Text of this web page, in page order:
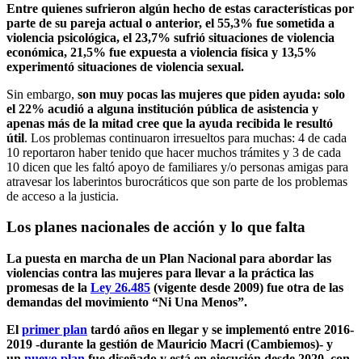
Entre quienes sufrieron algún hecho de estas características por
parte de su pareja actual o anterior, el 55,3% fue sometida a
violencia psicológica, el 23,7% sufrió situaciones de violencia
económica, 21,5% fue expuesta a violencia física y 13,5%
experimentó situaciones de violencia sexual.
Sin embargo, son muy pocas las mujeres que piden ayuda: solo
el 22% acudió a alguna institución pública de asistencia y
apenas más de la mitad cree que la ayuda recibida le resultó
útil. Los problemas continuaron irresueltos para muchas: 4 de cada
10 reportaron haber tenido que hacer muchos trámites y 3 de cada
10 dicen que les faltó apoyo de familiares y/o personas amigas para
atravesar los laberintos burocráticos que son parte de los problemas
de acceso a la justicia.
Los planes nacionales de acción y lo que falta
La puesta en marcha de un Plan Nacional para abordar las
violencias contra las mujeres para llevar a la práctica las
promesas de la Ley 26.485 (vigente desde 2009) fue otra de las
demandas del movimiento “Ni Una Menos”.
El primer plan tardó años en llegar y se implementó entre 2016-
2019 -durante la gestión de Mauricio Macri (Cambiemos)- y